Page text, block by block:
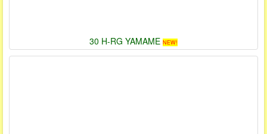
30 H-RG YAMAME NEW!